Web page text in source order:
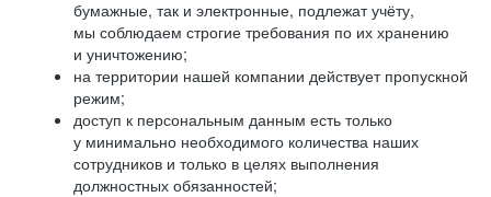
бумажные, так и электронные, подлежат учёту,
мы соблюдаем строгие требования по их хранению
и уничтожению;
на территории нашей компании действует пропускной
режим;
доступ к персональным данным есть только
у минимально необходимого количества наших
сотрудников и только в целях выполнения
должностных обязанностей;